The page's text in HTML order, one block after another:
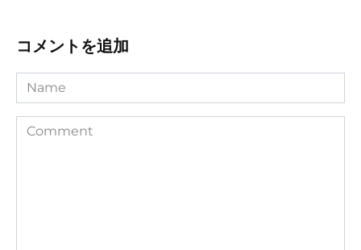
コメントを追加
Name
Comment